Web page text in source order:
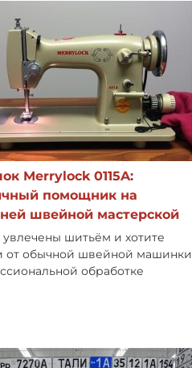
Merrylock 0115A:
помощник на
швейной мастерской
шитьём и хотите
от обычной швейной машинки
обработке